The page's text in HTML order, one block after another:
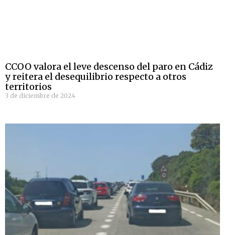
CCOO valora el leve descenso del paro en Cádiz
y reitera el desequilibrio respecto a otros
territorios
3 de diciembre de 2024